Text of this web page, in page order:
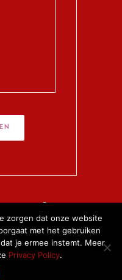
Algemene Voorwaarden
zorgen dat onze website
met het gebruiken
je ermee instemt. Meer
Privacy Policy.